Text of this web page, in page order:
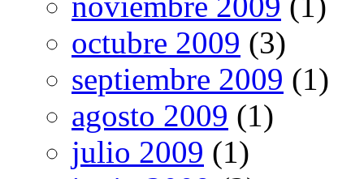
octubre 2009 (3)
septiembre 2009 (1)
agosto 2009 (1)
julio 2009 (1)